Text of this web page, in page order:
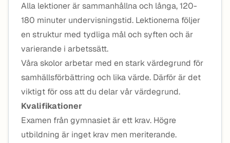
Alla lektioner är sammanhållna och långa, 120-
180 minuter undervisningstid. Lektionerna följer
en struktur med tydliga mål och syften och är
varierande i arbetssätt.
Våra skolor arbetar med en stark värdegrund för
samhällsförbättring och lika värde. Därför är det
viktigt för oss att du delar vår värdegrund.
Kvalifikationer
Examen från gymnasiet är ett krav. Högre
utbildning är inget krav men meriterande.